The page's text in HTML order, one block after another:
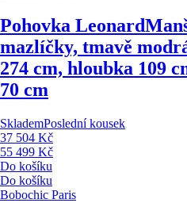
Pohovka Leonard
mazlíčky, tmavě
274 cm, hloubka 109
70 cm
SklademPoslední kousek
37 504 Kč
55 499 Kč
Do košíku
Do košíku
Bobochic Paris